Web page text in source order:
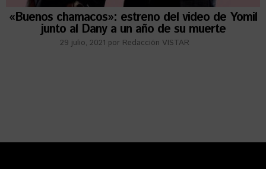
«Buenos chamacos»: estreno del video de Yomil
junto al Dany a un año de su muerte
29 julio, 2021 por Redacción VISTAR